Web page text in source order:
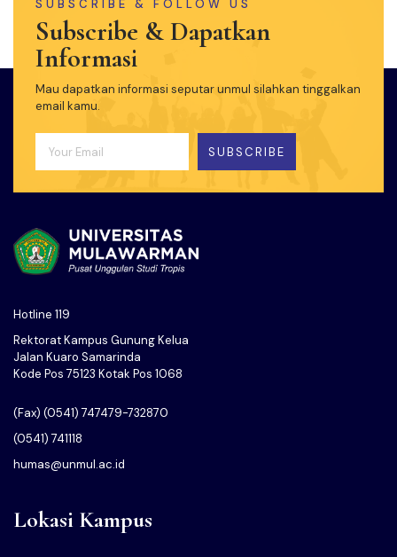
SUBSCRIBE & FOLLOW US
Subscribe & Dapatkan
Informasi
Mau dapatkan informasi seputar unmul silahkan tinggalkan
email kamu.
SUBSCRIBE
Hotline 119
Rektorat Kampus Gunung Kelua
Jalan Kuaro Samarinda
Kode Pos 75123 Kotak Pos 1068
(Fax) (0541) 747479-732870
(0541) 741118
humas@unmul.ac.id
Lokasi Kampus